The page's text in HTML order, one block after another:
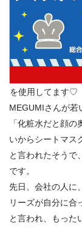
を使用してます♡
MEGUMIさんが若
「化粧水だと顔
いからシートマス
と言われたそうで
です。
先日、会社の人に
リーズが自分に合
と言われ、もった